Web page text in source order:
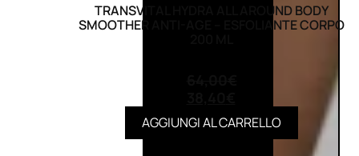
TRANSVITAL HYDRA ALL AROUND BODY
SMOOTHER ANTI-AGE – ESFOLIANTE CORPO
AGGIUNGI AL CARRELLO